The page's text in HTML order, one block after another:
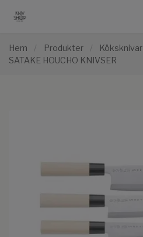
Hem / Produkter / Köksknivar
SATAKE HOUCHO KNIVSER